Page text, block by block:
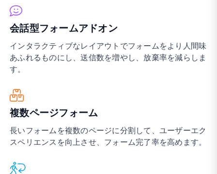
会話型フォームアドオン
インタラクティブなレイアウトでフォームをより人間味
あふれるものにし、送信数を増やし、放棄率を減らしま
す。
複数ページフォーム
長いフォームを複数のページに分割して、ユーザーエク
スペリエンスを向上させ、フォーム完了率を高めます。